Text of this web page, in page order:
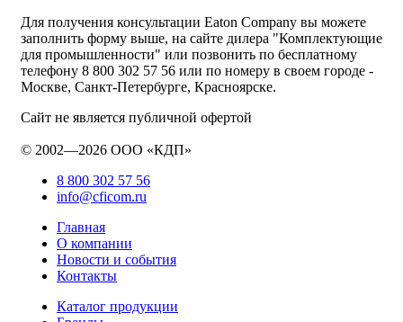
Для получения консультации Eaton Company вы можете
заполнить форму выше, на сайте дилера "Комплектующие
для промышленности" или позвонить по бесплатному
телефону 8 800 302 57 56 или по номеру в своем городе -
Москве, Санкт-Петербурге, Красноярске.
Сайт не является публичной офертой
© 2002—2026 ООО «КДП»
8 800 302 57 56
info@cficom.ru
Главная
О компании
Новости и события
Контакты
Каталог продукции